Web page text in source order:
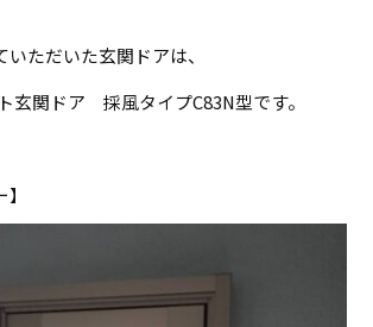
ただいた玄関ドアは、
玄関ドア 採風タイプC83N型です。